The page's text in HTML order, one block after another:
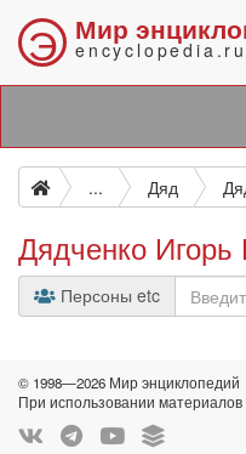
Э Мир
encyclopedia.ru
... Дяд
Дядченко Игорь
Персоны etc
© 1998—2026 Мир энциклопедий
При использовании